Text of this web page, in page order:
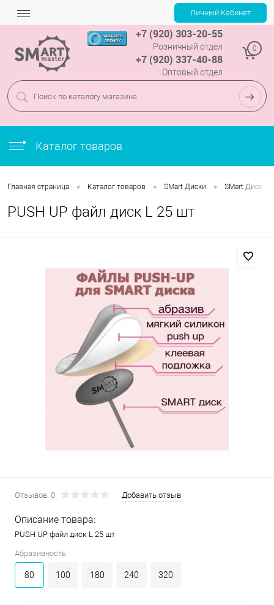
+7 (920) 303-20-55
Розничный отдел
+7 (920) 337-40-88
Оптовый отдел
0
Каталог товаров
Главная страница • Каталог товаров • SMart Диски • SMart Диск L
PUSH UP файл диск L 25 шт
Отзывов: 0 Добавить отзыв
Описание товара:
PUSH UP файл диск L 25 шт
Абразивность:
80 100 180 240 320